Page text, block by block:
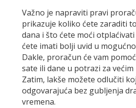
Važno je napraviti pravi
prikazuje koliko ćete zaraditi
dana i što ćete moći
ćete imati bolji uvid u
Dakle, proračun će vam
sate ili dane u potrazi za
Zatim, lakše možete odlučiti
odgovarajuća bez gubljenja
vremena.